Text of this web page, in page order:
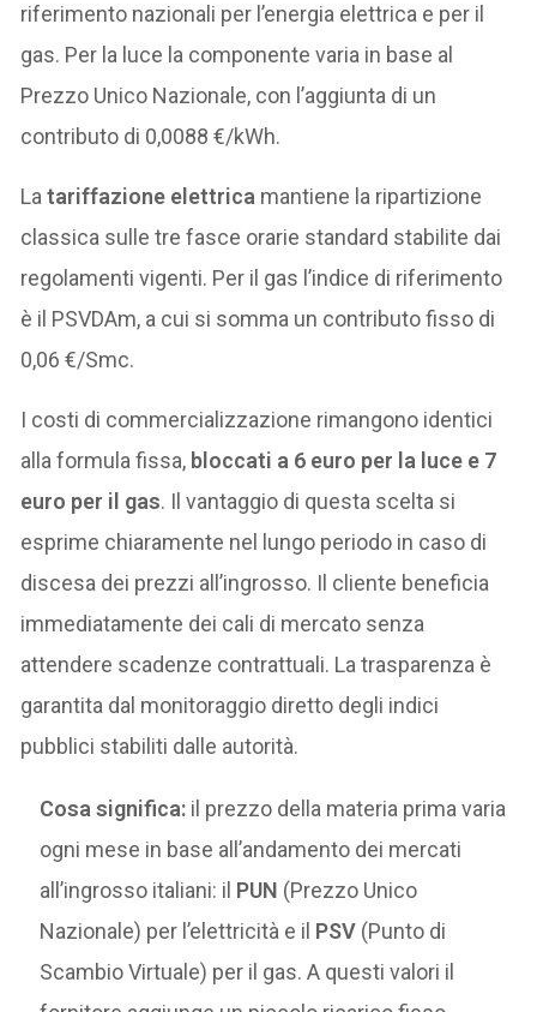
riferimento nazionali per l’energia elettrica e per il
gas. Per la luce la componente varia in base al
Prezzo Unico Nazionale, con l’aggiunta di un
contributo di 0,0088 €/kWh.
Latariffazione elettrica mantiene la ripartizione
classica sulle tre fasce orarie standard stabilite dai
regolamenti vigenti. Per il gas l’indice di riferimento
è il PSVDAm, a cui si somma un contributo fisso di
0,06 €/Smc.
I costi di commercializzazione rimangono identici
alla formula fissa, bloccati a 6 euro per la luce e 7
euro per il gas. Il vantaggio di questa scelta si
esprime chiaramente nel lungo periodo in caso di
discesa dei prezzi all’ingrosso. Il cliente beneficia
immediatamente dei cali di mercato senza
attendere scadenze contrattuali. La trasparenza è
garantita dal monitoraggio diretto degli indici
pubblici stabiliti dalle autorità.
Cosa significa: il prezzo della materia prima varia
ogni mese in base all’andamento dei mercati
all’ingrosso italiani: il PUN (Prezzo Unico
Nazionale) per l’elettricità e il PSV (Punto di
Scambio Virtuale) per il gas. A questi valori il